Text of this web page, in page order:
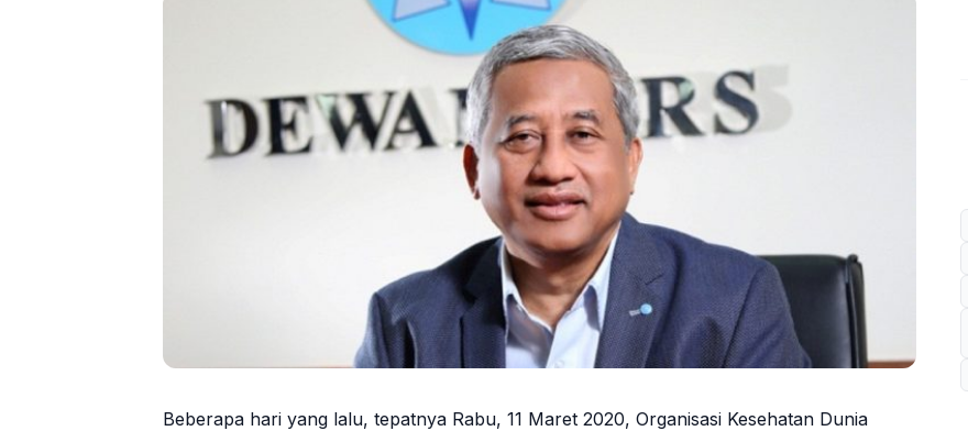
Beberapa hari yang lalu, tepatnya Rabu, 11 Maret 2020, Organisasi Kesehatan Dunia